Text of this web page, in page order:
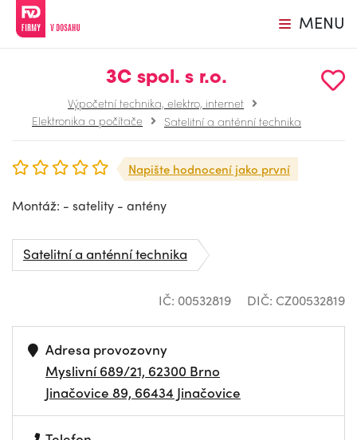
MENU
3C spol. s r.o.
Výpočetní technika, elektro, internet
Elektronika a počítače
Satelitní a anténní technika
Napište hodnocení jako první
Montáž: - satelity - antény
Satelitní a anténní technika
IČ: 00532819 DIČ: CZ00532819
Adresa provozovny
Myslivní 689/21, 62300 Brno
Jinačovice 89, 66434 Jinačovice